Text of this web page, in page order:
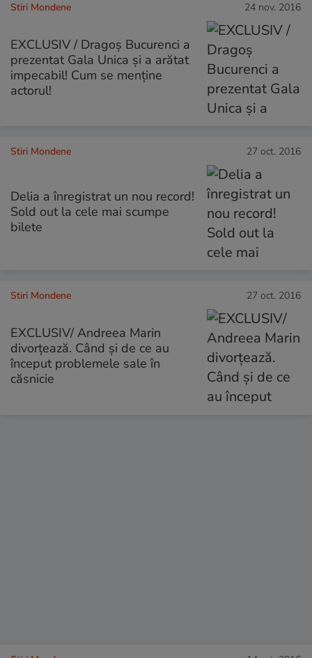
Stiri Mondene 24 nov. 2016
EXCLUSIV / Dragoș Bucurenci a
prezentat Gala Unica și a arătat
impecabil! Cum se menține
actorul!
Stiri Mondene 27 oct. 2016
Delia a înregistrat un nou record!
Sold out la cele mai scumpe
bilete
Stiri Mondene 27 oct. 2016
EXCLUSIV/ Andreea Marin
divorțează. Când și de ce au
început problemele sale în
căsnicie